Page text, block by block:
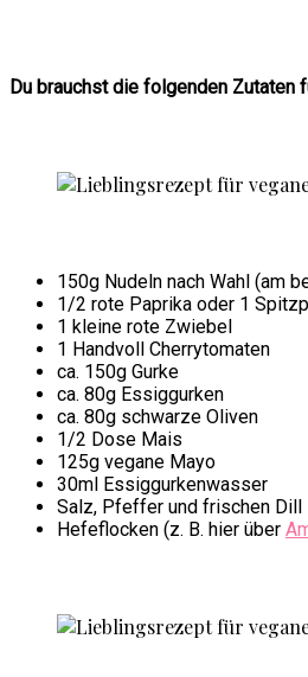
Du brauchst die folgenden Zutaten
150g Nudeln nach Wahl (am
1/2 rote Paprika oder 1
1 kleine rote Zwiebel
1 Handvoll Cherrytomaten
ca. 150g Gurke
ca. 80g Essiggurken
ca. 80g schwarze Oliven
1/2 Dose Mais
125g vegane Mayo
30ml Essiggurkenwasser
Salz, Pfeffer und frischen Dill
Hefeflocken (z. B. hier über